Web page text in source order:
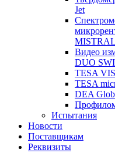
Jet
MISTRAL
Видео
DUO
TESA
TESA
DEA
Испытания
Новости
Поставщикам
Реквизиты